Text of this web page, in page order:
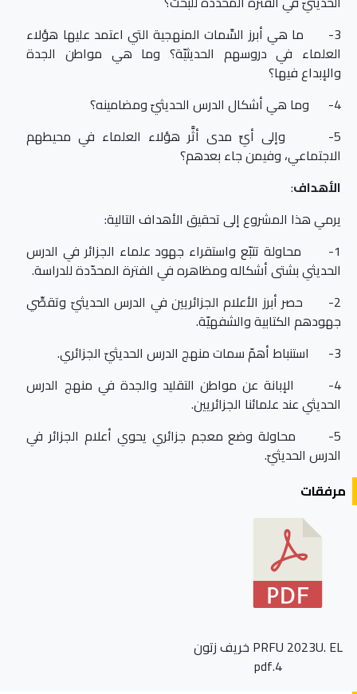
3- ما هي أبرز السِّمات المنهجية التي اعتمد عليها هؤلاء
العلماء في دروسهم الحديثيّة؟ وما هي مواطن الجدة
والإبداع فيها؟
4- وما هي أشكال الدرس الحديثيّ ومضامينه؟
5- وإلى أيِّ مدى أثَّر هؤلاء العلماء في محيطهم
الاجتماعي، وفيمن جاء بعدهم؟
الأهداف:
يرمي هذا المشروع إلى تحقيق الأهداف التالية:
1- محاولة تتبّع واستقراء جهود علماء الجزائر في الدرس
الحديثي بشتى أشكاله ومظاهره في الفترة المحدّدة للدراسة.
2- حصر أبرز الأعلام الجزائريين في الدرس الحديثيّ وتقصِّي
جهودهم الكتابية والشفهيّة.
3- استنباط أهمّ سمات منهج الدرس الحديثيّ الجزائري.
4- الإبانة عن مواطن التقليد والجدة في منهج الدرس
الحديثي عند علمائنا الجزائريين.
5- محاولة وضع معجم جزائري يحوي أعلام الجزائر في
الدرس الحديثيّ.
مرفقات
PRFU 2023U. EL خريف زتون
4.pdf